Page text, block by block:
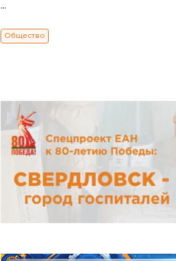
...
Общество